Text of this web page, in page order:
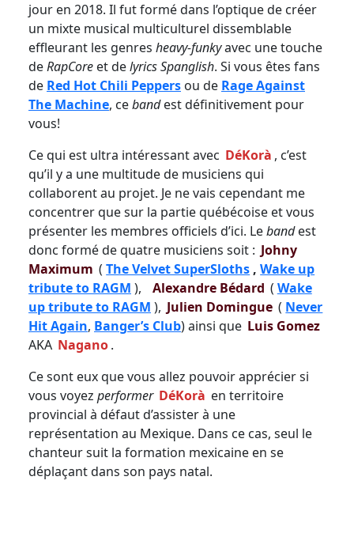
jour en 2018. Il fut formé dans l’optique de créer
un mixte musical multiculturel dissemblable
effleurant les genres heavy-funkyavec une touche
deRapCore et delyrics Spanglish. Si vous êtes fans
de Red Hot Chili Peppers ou de Rage Against
The Machine, cebandest définitivement pour
vous!
Ce qui est ultra intéressant avec DéKorà , c’est
qu’il y a une multitude de musiciens qui
collaborent au projet. Je ne vais cependant me
concentrer que sur la partie québécoise et vous
présenter les membres officiels d’ici. Lebandest
donc formé de quatre musiciens soit : Johny
Maximum (The Velvet SuperSloths ,Wake up
tribute to RAGM ), Alexandre Bédard ( Wake
up tribute to RAGM ), Julien Domingue ( Never
Hit Again, Banger’s Club) ainsi que Luis Gomez
AKA Nagano.
Ce sont eux que vous allez pouvoir apprécier si
vous voyez performer DéKorà en territoire
provincial à défaut d’assister à une
représentation au Mexique. Dans ce cas, seul le
chanteur suit la formation mexicaine en se
déplaçant dans son pays natal.